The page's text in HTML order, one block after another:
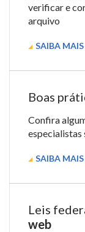
verificar e
arquivo
SAIBA MAIS
Boas
Confira
especialistas
SAIBA MAIS
Leis
web